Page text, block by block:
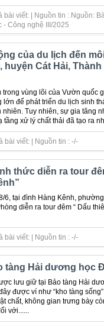
viết: | Nguồn tin : Nguồn:
Công nghệ III/2025
của du lịch đến
huyện Cát Hải,
trong vùng lõi của Vườn quốc
lớn để phát triển du lịch sinh
Tuy nhiên, sự gia tăng
xử lý chất thải đã tạo ra
bài viết: | Nguồn tin : -/-
thức diễn ra tour
6, tại đình Hàng Kênh,
diễn ra tour đêm “ Dấu
bài viết: | Nguồn tin : -/-
tàng Hải dương học
lưu giữ tại Bảo tàng Hải
được ví như “kho tàng
chất, không gian trưng bày
với......